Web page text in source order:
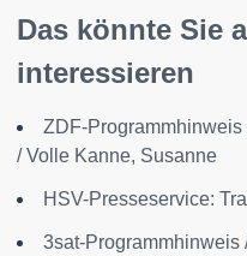
Das könnte Sie
interessieren
ZDF-
/ Volle Kanne, Susanne
HSV-Presseservice:
3sat-Programmhinweis